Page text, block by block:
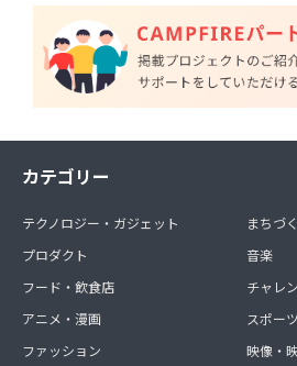
カテゴリー
テクノロジー・ガジェット
プロダクト
フード・飲食店
アニメ・漫画
ファッション
まちづ
音楽
チャレ
スポーツ
映像・